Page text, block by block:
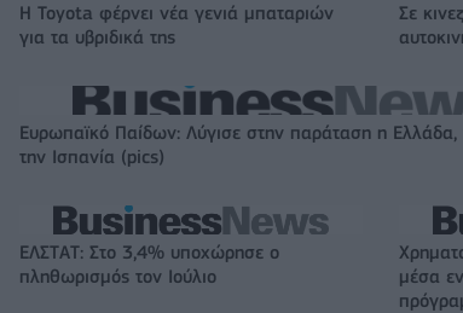
Η Toyota φέρνει νέα γενιά μπαταριών
για τα υβριδικά της
Σε
Ευρωπαϊκό Παίδων: Λύγισε στην παράταση η
την Ισπανία (pics)
ΕΛΣΤΑΤ: Στο 3,4% υποχώρησε ο
πληθωρισμός τον Ιούλιο
μέσα